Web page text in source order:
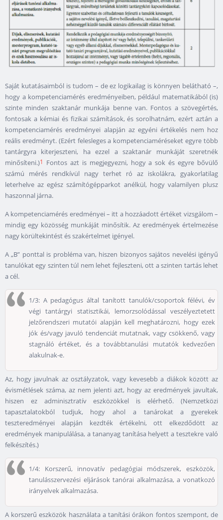
Saját kutatásaimból is tudom – de ez logikailag is könnyen belátható –,
hogy a kompetenciamérés eredményeiben, például matematikából (is)
szinte minden szaktanár munkája benne van. Fontos a szövegértés,
fontosak a kémiai és fizikai számítások, és sorolhatnám, ezért aztán a
kompetenciamérés eredményei alapján az egyéni értékelés nem hoz
reális eredményt. (Ezért felesleges a kompetenciaméréseket egyre több
tantárgyra kiterjeszteni, ha ezzel a szaktanár munkáját szeretnék
minősíteni.)1 Fontos azt is megjegyezni, hogy a sok és egyre bővülő
számú mérés rendkívül nagy terhet ró az iskolákra, gyakorlatilag
leterhelve az egész számítógépparkot anélkül, hogy valamilyen plusz
haszonnal járna.
A kompetenciamérés eredményei – itt a hozzáadott értéket vizsgálom –
mindig egy közösség munkáját minősítik. Az eredmények értelmezése
nagy körültekintést és szakértelmet igényel.
A „B” ponttal is probléma van, hiszen bizonyos sajátos nevelési igényű
tanulókat egy szinten túl nem lehet fejleszteni, ott a szinten tartás lehet
a cél.
1/3: A pedagógus által tanított tanulók/csoportok félévi, év
végi tantárgyi statisztikái, lemorzsolódással veszélyeztetett
jelzőrendszeri mutatói alapján kell meghatározni, hogy ezek
jók és/vagy javuló tendenciát mutatnak, vagy csökkenő, vagy
stagnáló értéket, és a továbbtanulási mutatók kedvezően
alakulnak-e.
Az, hogy javulnak az osztályzatok, vagy kevesebb a diákok között az
évismétlések száma, az nem jelenti azt, hogy az eredmények javultak,
hiszen ez adminisztratív eszközökkel is elérhető. (Nemzetközi
tapasztalatokból tudjuk, hogy ahol a tanárokat a gyerekek
teszteredményei alapján kezdték értékelni, ott elkezdődött az
eredmények manipulálása, a tananyag tanítása helyett a tesztekre való
felkészítés.)
1/4: Korszerű, innovatív pedagógiai módszerek, eszközök,
tanulásszervezési eljárások tanórai alkalmazása, a vonatkozó
irányelvek alkalmazása.
A korszerű eszközök használata a tanítási órákon fontos szempont, de